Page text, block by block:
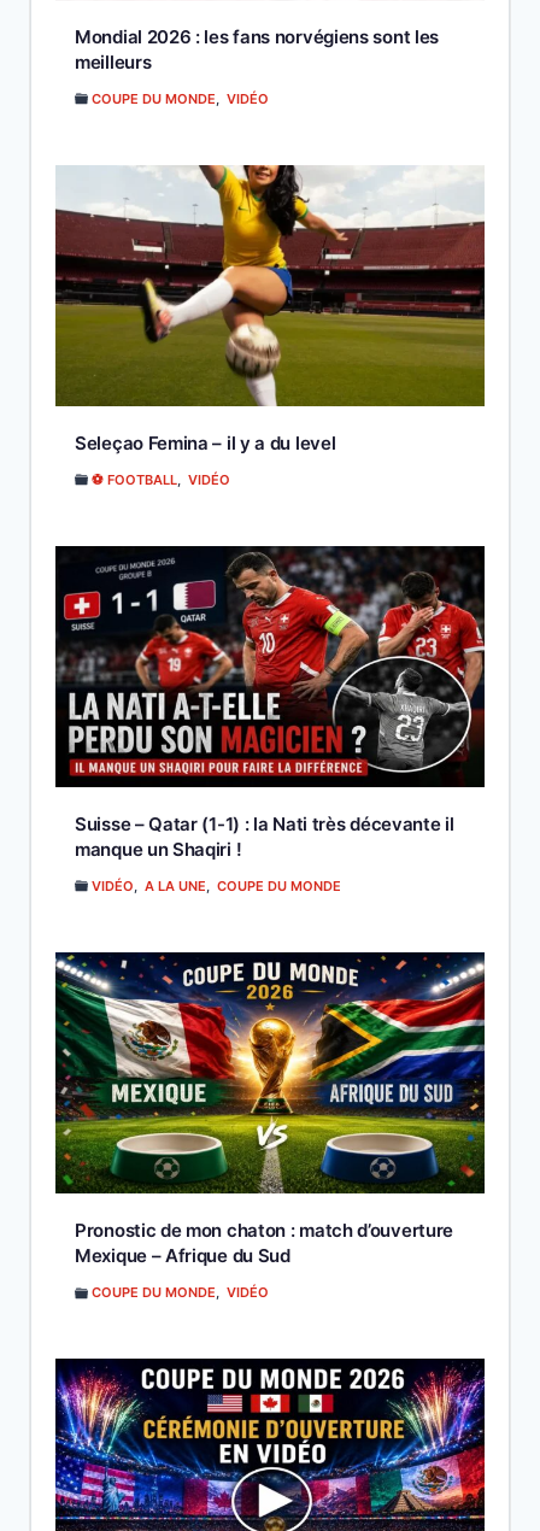
Mondial 2026 : les fans norvégiens sont les
meilleurs
COUPE DU MONDE VIDÉO
Seleçao Femina – il y a du level
⚽ FOOTBALL VIDÉO
Suisse – Qatar (1-1) : la Nati très décevante il
manque un Shaqiri !
VIDÉO, A LA UNE, COUPE DU MONDE
Pronostic de mon chaton : match d’ouverture
Mexique – Afrique du Sud
COUPE DU MONDE, VIDÉO